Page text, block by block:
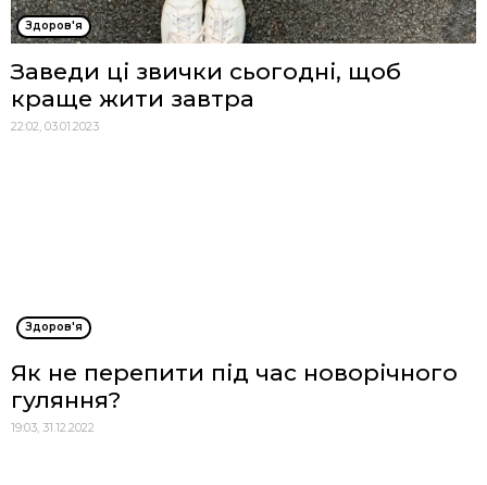
Здоров'я
Заведи ці звички сьогодні, щоб
краще жити завтра
22:02, 03.01.2023
Здоров'я
Як не перепити під час новорічного
гуляння?
19:03, 31.12.2022